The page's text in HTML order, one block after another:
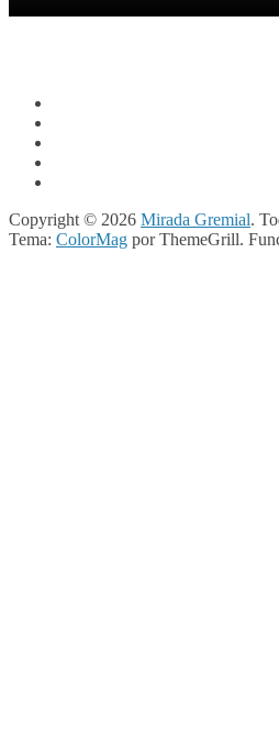
Copyright © 2026 Mirada Gremial.
Tema: ColorMag por ThemeGrill.